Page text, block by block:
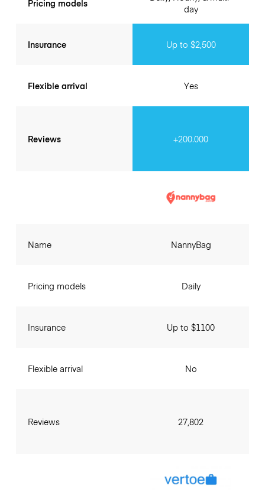
Pricing models
Insurance
Flexible arrival
Reviews
day
Up to $2,500
Yes
+200.000
Name
Pricing models
Insurance
Flexible arrival
Reviews
NannyBag
Daily
Up to $1100
No
27,802